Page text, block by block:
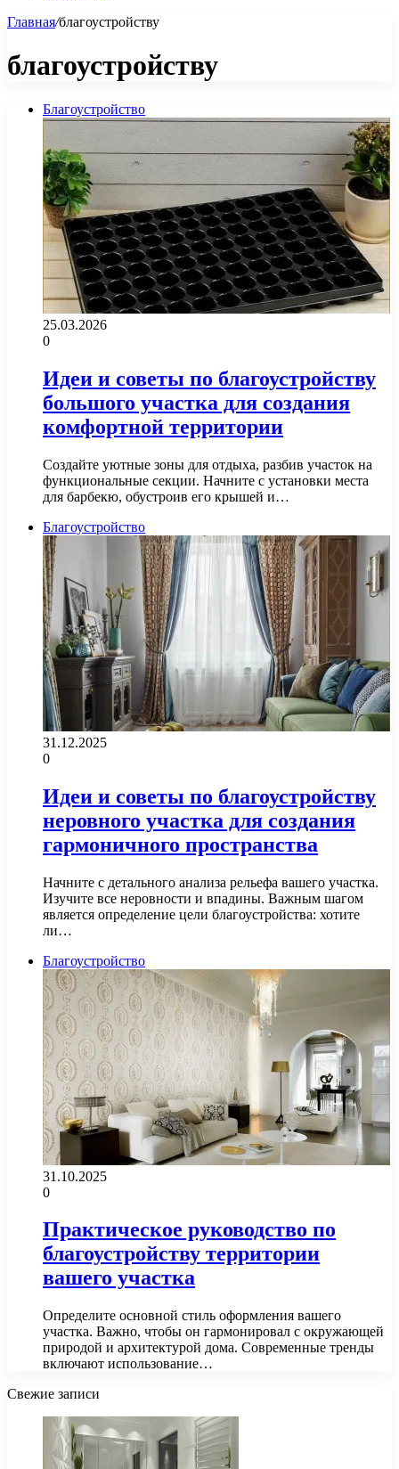
Главная/благоустройству
благоустройству
Благоустройство
25.03.2026
0
Идеи и советы по благоустройству
большого участка для создания
комфортной территории
Создайте уютные зоны для отдыха, разбив участок на
функциональные секции. Начните с установки места
для барбекю, обустроив его крышей и…
Благоустройство
31.12.2025
0
Идеи и советы по благоустройству
неровного участка для создания
гармоничного пространства
Начните с детального анализа рельефа вашего участка.
Изучите все неровности и впадины. Важным шагом
является определение цели благоустройства: хотите
ли…
Благоустройство
31.10.2025
0
Практическое руководство по
благоустройству территории
вашего участка
Определите основной стиль оформления вашего
участка. Важно, чтобы он гармонировал с окружающей
природой и архитектурой дома. Современные тренды
включают использование…
Свежие записи